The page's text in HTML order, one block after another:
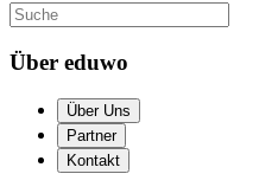
Über eduwo
Über Uns
Partner
Kontakt